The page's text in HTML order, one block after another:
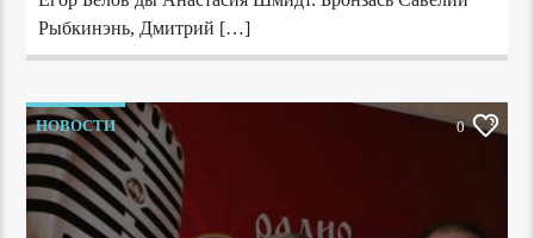
Рыбкинэнь, Дмитрий […]
НОВОСТИ 0